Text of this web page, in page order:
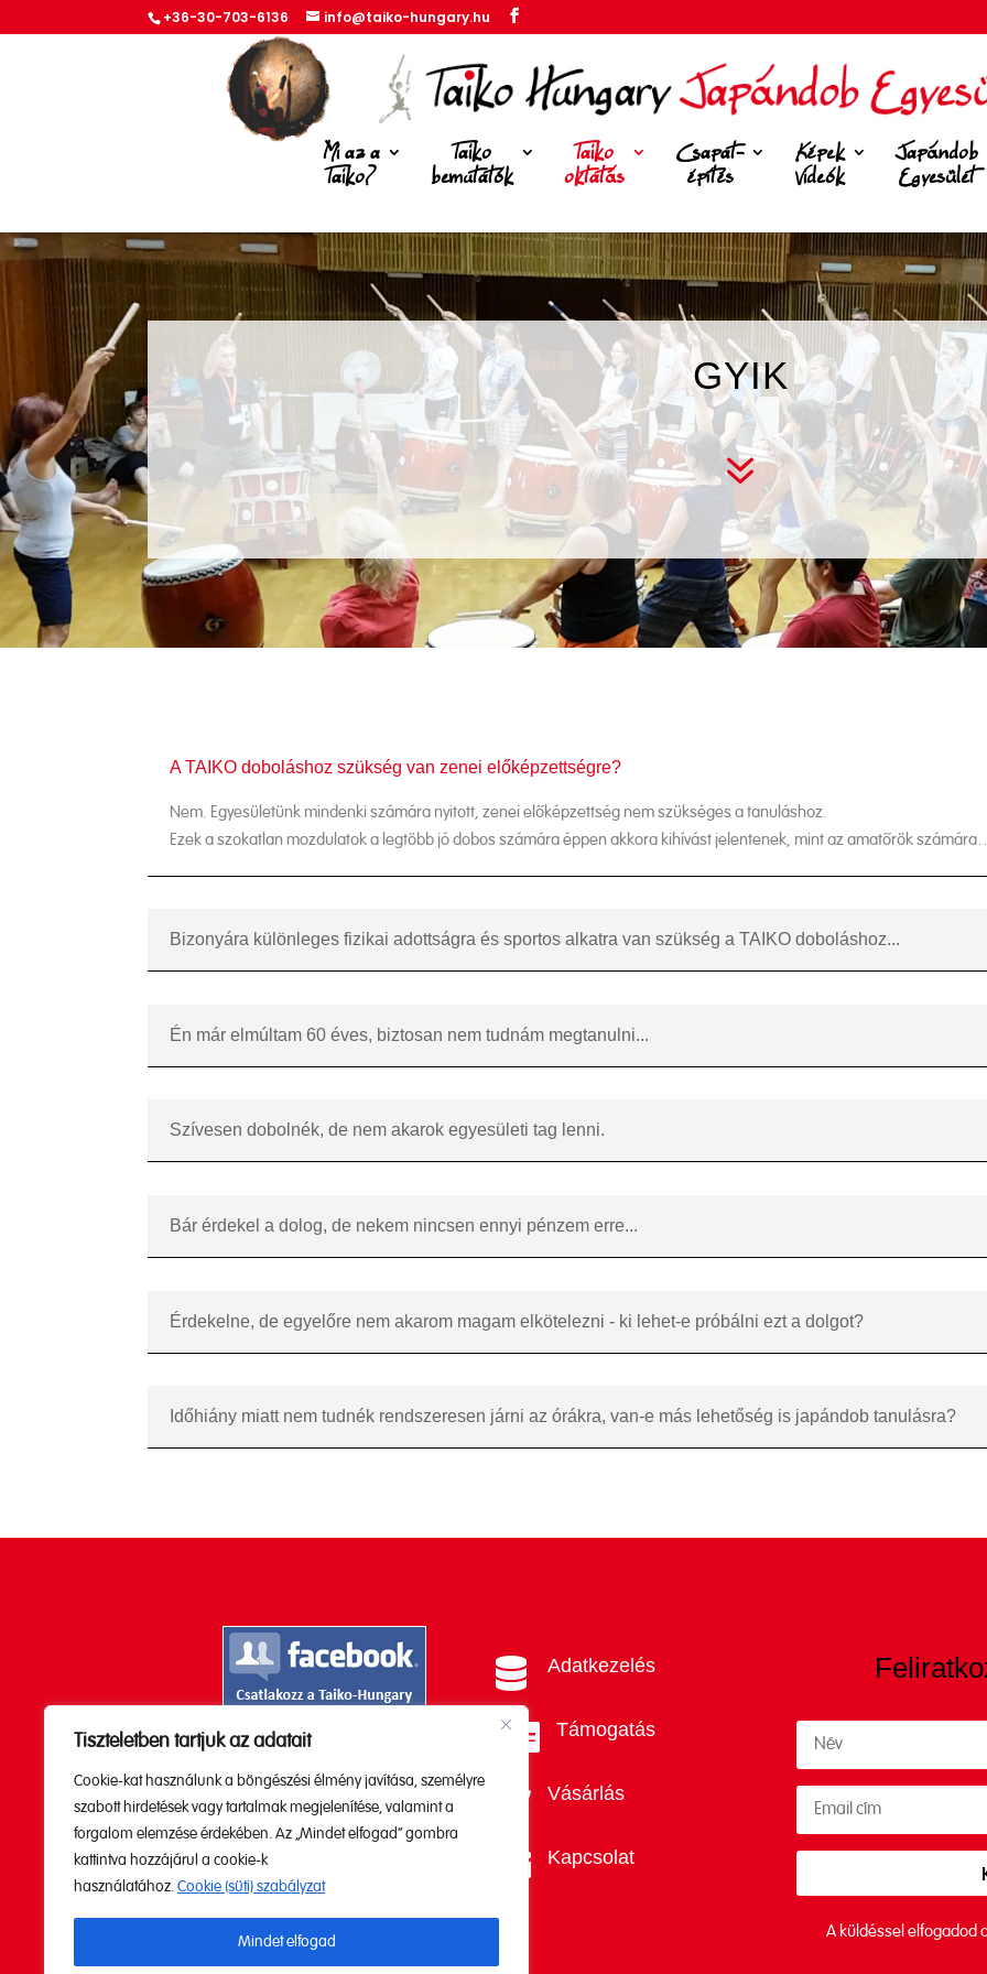
Tiszteletben tartjuk az adatait
Cookie-kat használunk a böngészési élmény javítása, személyre
szabott hirdetések vagy tartalmak megjelenítése, valamint a
forgalom elemzése érdekében. Az „Mindet elfogad” gombra
kattintva hozzájárul a cookie-k
használatához. Cookie (süti) szabályzat
Mindet elfogad
+36-30-703-6136 info@taiko-hungary.hu
Mi az a
Taiko?
Taiko
bemutatók
Taiko
oktatás
Csapat-
építés
Képek
Videók
Japándob
Egyesület
GYIK
7
A TAIKO doboláshoz szükség van zenei előképzettségre?
Nem. Egyesületünk mindenki számára nyitott, zenei előképzettség nem szükséges a tanuláshoz.
Ezek a szokatlan mozdulatok a legtöbb jó dobos számára éppen akkora kihívást jelentenek, mint az amatőrök
Bizonyára különleges fizikai adottságra és sportos alkatra van szükség a TAIKO doboláshoz...
Én már elmúltam 60 éves, biztosan nem tudnám megtanulni...
Szívesen dobolnék, de nem akarok egyesületi tag lenni.
Bár érdekel a dolog, de nekem nincsen ennyi pénzem erre...
Érdekelne, de egyelőre nem akarom magam elkötelezni - ki lehet-e próbálni ezt a dolgot?
Időhiány miatt nem tudnék rendszeresen járni az órákra, van-e más lehetőség is japándob tanulásra?

Kövesd a Youtube
csatornánkat!
 Adatkezelés
 Támogatás
 Vásárlás
 Kapcsolat
A küldéssel elfogadod